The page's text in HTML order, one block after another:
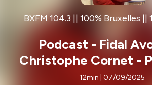
BXFM 104.3 || 100% Bruxelles ||
Podcast - Fidal
Christophe Cornet - Partenaire
Beci
12min | 07/09/2025